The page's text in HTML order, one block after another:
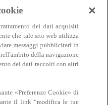
Carne
dei dati acquisiti
che tale sito web utilizza
messaggi pubblicitari in
della navigazione
dei dati raccolti con altri
«Preferenze Cookie» di
il link “modifica le tue